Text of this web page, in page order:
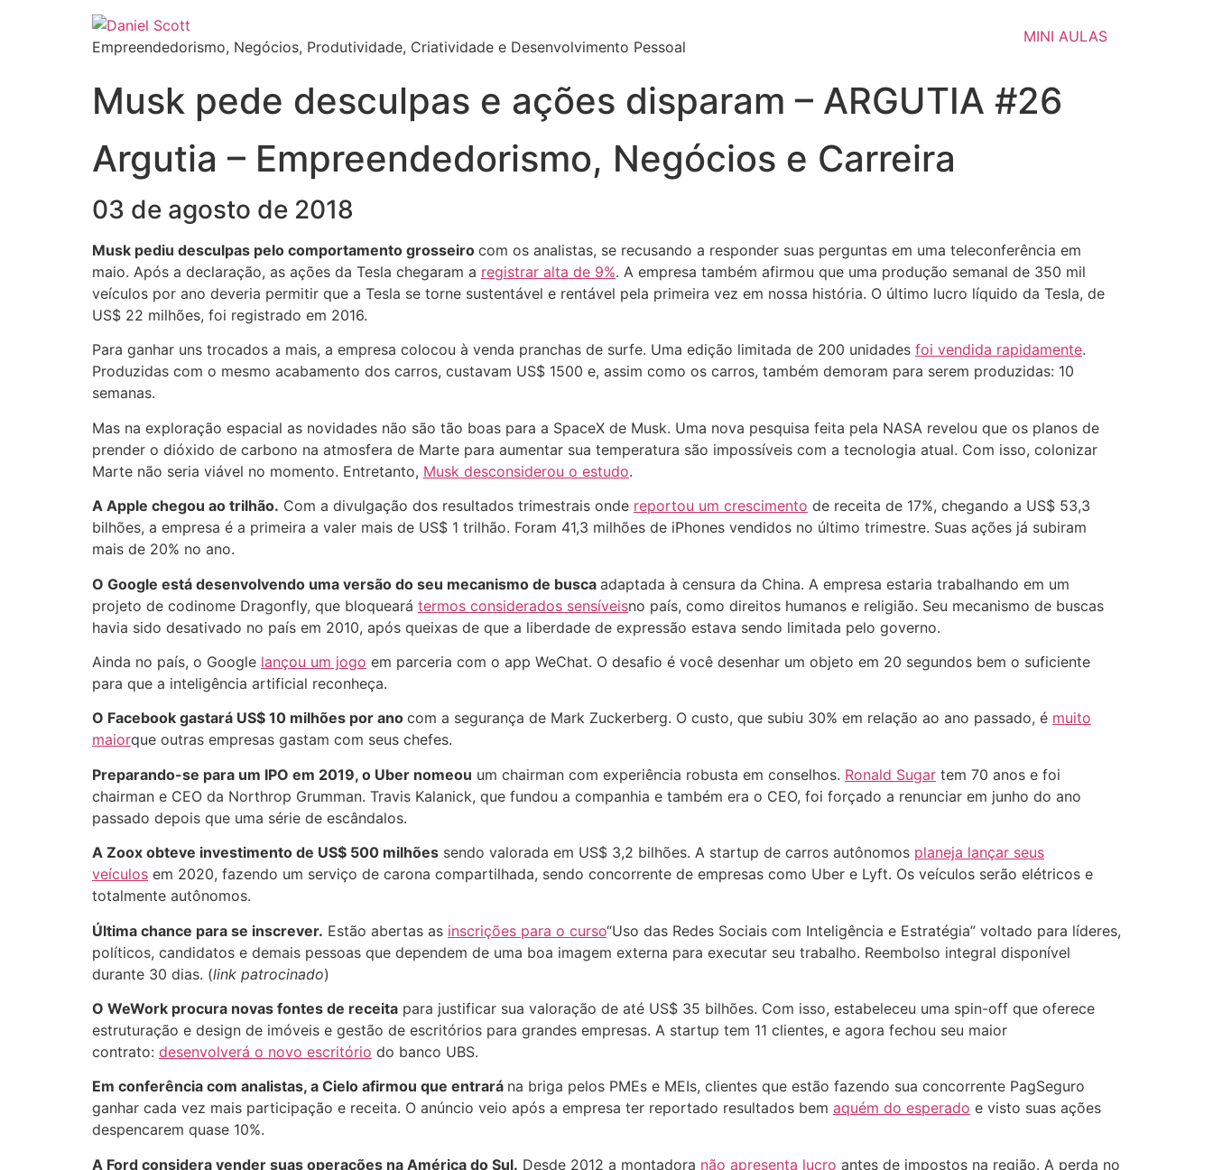
Empreendedorismo, Negócios, Produtividade, Criatividade e Desenvolvimento Pessoal
MINI AULAS
Musk pede desculpas e ações disparam – ARGUTIA #26
Argutia – Empreendedorismo, Negócios e Carreira
03 de agosto de 2018
Musk pediu desculpas pelo comportamento grosseiro com os analistas, se recusando a responder suas perguntas em uma teleconferência em
maio. Após a declaração, as ações da Tesla chegaram a registrar alta de 9%. A empresa também afirmou que uma produção semanal de 350 mil
veículos por ano deveria permitir que a Tesla se torne sustentável e rentável pela primeira vez em nossa história. O último lucro líquido da Tesla, de
US$ 22 milhões, foi registrado em 2016.
Para ganhar uns trocados a mais, a empresa colocou à venda pranchas de surfe. Uma edição limitada de 200 unidades foi vendida rapidamente.
Produzidas com o mesmo acabamento dos carros, custavam US$ 1500 e, assim como os carros, também demoram para serem produzidas: 10
semanas.
Mas na exploração espacial as novidades não são tão boas para a SpaceX de Musk. Uma nova pesquisa feita pela NASA revelou que os planos de
prender o dióxido de carbono na atmosfera de Marte para aumentar sua temperatura são impossíveis com a tecnologia atual. Com isso, colonizar
Marte não seria viável no momento. Entretanto, Musk desconsiderou o estudo.
A Apple chegou ao trilhão. Com a divulgação dos resultados trimestrais onde reportou um crescimento de receita de 17%, chegando a US$ 53,3
bilhões, a empresa é a primeira a valer mais de US$ 1 trilhão. Foram 41,3 milhões de iPhones vendidos no último trimestre. Suas ações já subiram
mais de 20% no ano.
O Google está desenvolvendo uma versão do seu mecanismo de busca adaptada à censura da China. A empresa estaria trabalhando em um
projeto de codinome Dragonfly, que bloqueará termos considerados sensíveisno país, como direitos humanos e religião. Seu mecanismo de buscas
havia sido desativado no país em 2010, após queixas de que a liberdade de expressão estava sendo limitada pelo governo.
Ainda no país, o Google lançou um jogo em parceria com o app WeChat. O desafio é você desenhar um objeto em 20 segundos bem o suficiente
para que a inteligência artificial reconheça.
O Facebook gastará US$ 10 milhões por ano com a segurança de Mark Zuckerberg. O custo, que subiu 30% em relação ao ano passado, é muito
maiorque outras empresas gastam com seus chefes.
Preparando-se para um IPO em 2019, o Uber nomeou um chairman com experiência robusta em conselhos. Ronald Sugar tem 70 anos e foi
chairman e CEO da Northrop Grumman. Travis Kalanick, que fundou a companhia e também era o CEO, foi forçado a renunciar em junho do ano
passado depois que uma série de escândalos.
A Zoox obteve investimento de US$ 500 milhões sendo valorada em US$ 3,2 bilhões. A startup de carros autônomos planeja lançar seus
veículos em 2020, fazendo um serviço de carona compartilhada, sendo concorrente de empresas como Uber e Lyft. Os veículos serão elétricos e
totalmente autônomos.
Última chance para se inscrever. Estão abertas as inscrições para o curso“Uso das Redes Sociais com Inteligência e Estratégia” voltado para líderes,
políticos, candidatos e demais pessoas que dependem de uma boa imagem externa para executar seu trabalho. Reembolso integral disponível
durante 30 dias. (link patrocinado)
O WeWork procura novas fontes de receita para justificar sua valoração de até US$ 35 bilhões. Com isso, estabeleceu uma spin-off que oferece
estruturação e design de imóveis e gestão de escritórios para grandes empresas. A startup tem 11 clientes, e agora fechou seu maior
contrato: desenvolverá o novo escritório do banco UBS.
Em conferência com analistas, a Cielo afirmou que entrará na briga pelos PMEs e MEIs, clientes que estão fazendo sua concorrente PagSeguro
ganhar cada vez mais participação e receita. O anúncio veio após a empresa ter reportado resultados bem aquém do esperado e visto suas ações
despencarem quase 10%.
A Ford considera vender suas operações na América do Sul. Desde 2012 a montadora não apresenta lucro antes de impostos na região. A perda no